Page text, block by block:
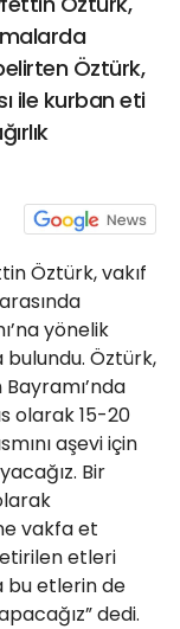
Öztürk,
ile kurban eti
Öztürk, vakıf
yönelik
bulundu. Öztürk,
olarak 15-20
aşevi için
Bir
vakfa et
etleri
bu etlerin de
dedi.